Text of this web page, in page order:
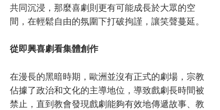
共同沉浸，那麼喜劇則更有可能成長於大眾的空
間，在輕鬆自由的氛圍下打破拘謹，讓笑聲蔓延。
從即興喜劇看集體創作
在漫長的黑暗時期，歐洲並沒有正式的劇場，宗教
佔據了政治和文化的主導地位，導致戲劇長時間被
禁止，直到教會發現戲劇能夠有效地傳遞故事、教